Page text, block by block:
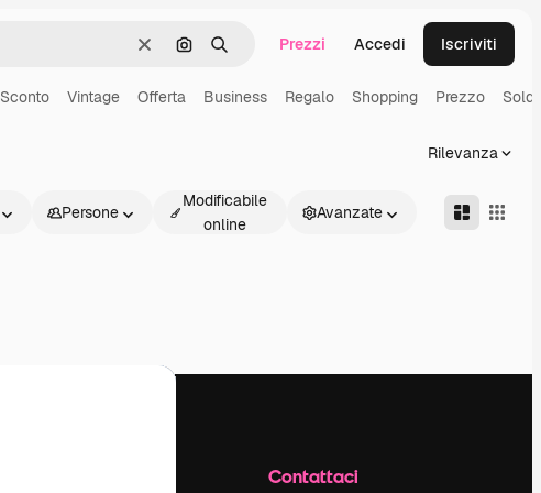
CancellaCerca per immagine
Ricerca Prezzi Accedi Iscriviti
Sconto Vintage Offerta Business Regalo Shopping Prezzo Soldi
Rilevanza
Persone
Modificabile
online
Avanzate
Contattaci